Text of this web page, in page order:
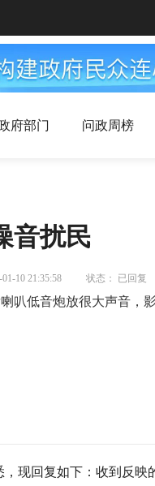
府部门 问政周榜
音扰民
10 21:35:58 状态： 已回复
叭低音炮放很大声音，
现回复如下：收到反